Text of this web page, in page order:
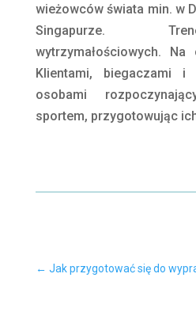
wieżowców świata min. w
Singapurze.
wytrzymałościowych.
Klientami, biegaczami i
osobami
sportem, przygotowując
← Jak przygotować się do